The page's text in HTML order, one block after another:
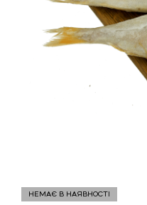
НЕМАЄ В НАЯВНОСТІ